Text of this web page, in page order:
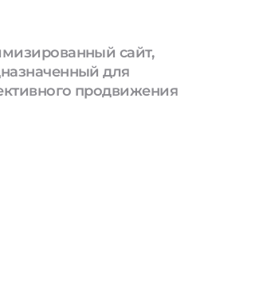
сайт,
для
продвижения